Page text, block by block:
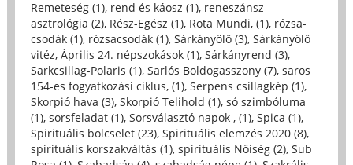
Remeteség (1), rend és káosz (1), reneszánsz
asztrológia (2), Rész-Egész (1), Rota Mundi, (1), rózsa-
csodák (1), rózsacsodák (1), Sárkányölő (3), Sárkányölő
vitéz, Április 24. népszokások (1), Sárkányrend (3),
Sarkcsillag-Polaris (1), Sarlós Boldogasszony (7), saros
154-es fogyatkozási ciklus, (1), Serpens csillagkép (1),
Skorpió hava (3), Skorpió Telihold (1), só szimbóluma
(1), sorsfeladat (1), Sorsválasztó napok , (1), Spica (1),
Spirituális bölcselet (23), Spirituális elemzés 2020 (8),
spirituális korszakváltás (1), spirituális Nőiség (2), Sub